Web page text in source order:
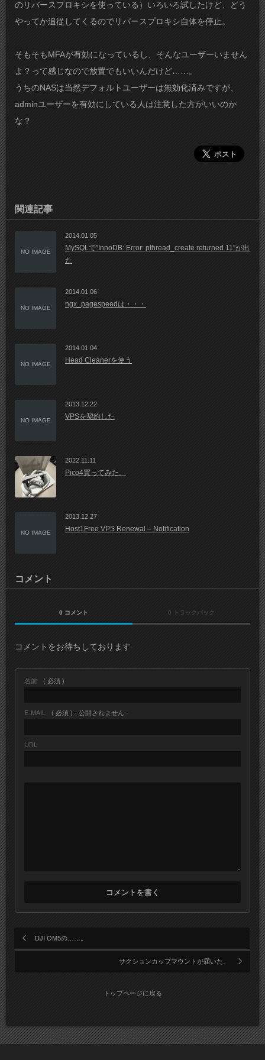
のリバースプロキシを使っている）いろいろ試したけど、どう
やってか追従してくるのでリバースプロキシ自体を停止。
そもそもMFAが有効になっているし、そんなユーザーいません
よ？って感じなので放置でもいいんだけど……。
うちのNASは当然デフォルトユーザーは無効化済みですが、
adminユーザーを有効にしている人は注意した方がいいのか
な？
関連記事
NO IMAGE
2014.01.05
MySQLで”InnoDB: Error: pthread_create returned 11”が出
た
NO IMAGE
2014.01.06
ngx_pagespeedは・・・
NO IMAGE
2014.01.04
Head Cleanerを使う
NO IMAGE
2013.12.22
VPSを契約した
2022.11.11
Pico4買ってみた。
NO IMAGE
2013.12.27
Host1Free VPS Renewal – Notification
コメント
0 コメント 0 トラックバック
コメントをお待ちしております
名前 ( 必須 )
E-MAIL ( 必須 ) - 公開されません -
URL
DJI OM5の……。
サクションカップマウントが届いた。
トップページに戻る